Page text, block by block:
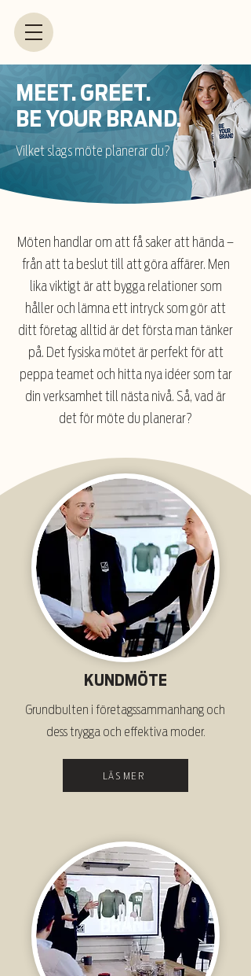
MEET. GREET.
BE YOUR BRAND.
Vilket slags möte planerar du?
Möten handlar om att få saker att hända –
från att ta beslut till att göra affärer. Men
lika viktigt är att bygga relationer som
håller och lämna ett intryck som gör att
ditt företag alltid är det första man tänker
på. Det fysiska mötet är perfekt för att
peppa teamet och hitta nya idéer som tar
din verksamhet till nästa nivå. Så, vad är
det för möte du planerar?
KUNDMÖTE
Grundbulten i företagssammanhang och
dess trygga och effektiva moder.
LÄS MER